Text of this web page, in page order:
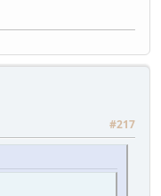
#217